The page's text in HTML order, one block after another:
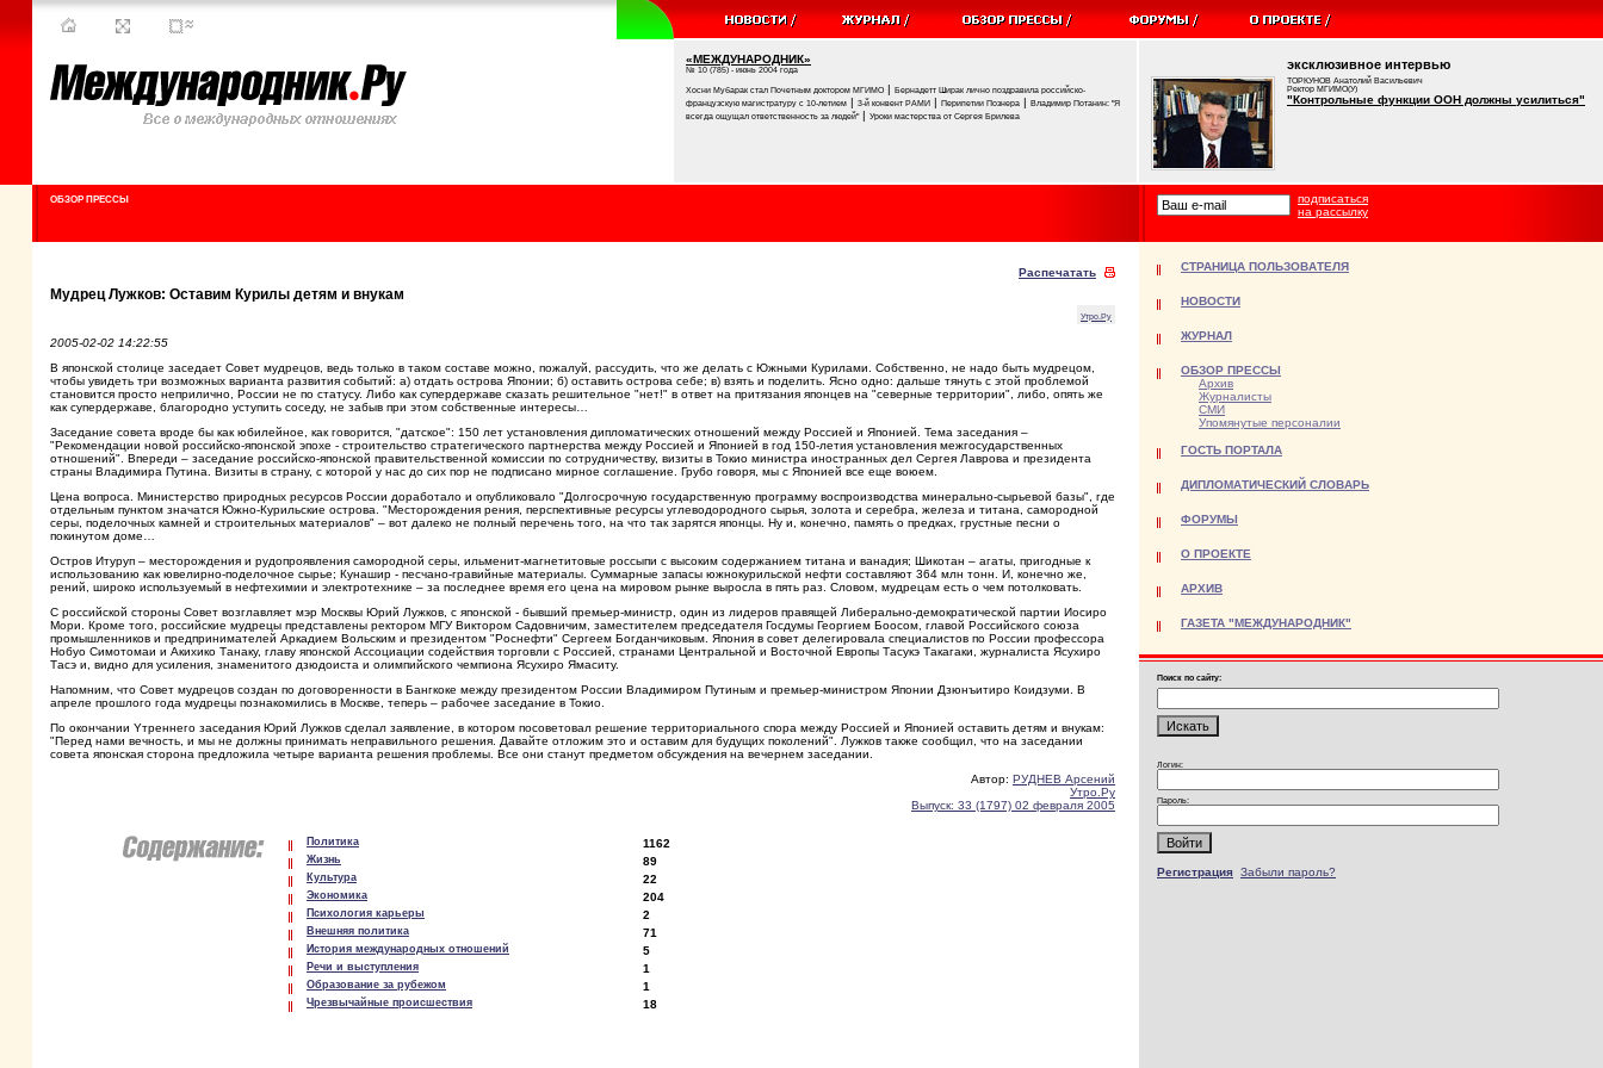
«МЕЖДУНАРОДНИК»
№ 10 (785) - июнь 2004 года
Хосни Мубарак стал Почетным доктором МГИМО |
Бернадетт Ширак лично поздравила российско-
французскую магистратуру с 10-летием | 3-й конвент РАМИ | Перипетии Познера |
Владимир Потанин: "Я
всегда ощущал ответственность за людей"| Уроки мастерства от Сергея Брилева
эксклюзивное интервью
ТОРКУНОВ Анатолий Васильевич
Ректор МГИМО(У)
"Контрольные функции ООН должны усилиться"
ОБЗОР ПРЕССЫ
подписаться
на рассылку
Распечатать
Мудрец Лужков: Оставим Курилы детям и внукам
Утро.Ру
2005-02-02 14:22:55
В японской столице заседает Совет мудрецов, ведь только в таком составе можно, пожалуй, рассудить, что же делать с Южными Курилами. Собственно, не надо быть мудрецом,
чтобы увидеть три возможных варианта развития событий: а) отдать острова Японии; б) оставить острова себе; в) взять и поделить. Ясно одно: дальше тянуть с этой проблемой
становится просто неприлично, России не по статусу. Либо как супердержаве сказать решительное "нет!" в ответ на притязания японцев на "северные территории", либо, опять же
как супердержаве, благородно уступить соседу, не забыв при этом собственные интересы…
Заседание совета вроде бы как юбилейное, как говорится, "датское": 150 лет установления дипломатических отношений между Россией и Японией. Тема заседания –
"Рекомендации новой российско-японской эпохе - строительство стратегического партнерства между Россией и Японией в год 150-летия установления межгосударственных
отношений". Впереди – заседание российско-японской правительственной комиссии по сотрудничеству, визиты в Токио министра иностранных дел Сергея Лаврова и президента
страны Владимира Путина. Визиты в страну, с которой у нас до сих пор не подписано мирное соглашение. Грубо говоря, мы с Японией все еще воюем.
Цена вопроса. Министерство природных ресурсов России доработало и опубликовало "Долгосрочную государственную программу воспроизводства минерально-сырьевой базы", где
отдельным пунктом значатся Южно-Курильские острова. "Месторождения рения, перспективные ресурсы углеводородного сырья, золота и серебра, железа и титана, самородной
серы, поделочных камней и строительных материалов" – вот далеко не полный перечень того, на что так зарятся японцы. Ну и, конечно, память о предках, грустные песни о
покинутом доме…
Остров Итуруп – месторождения и рудопроявления самородной серы, ильменит-магнетитовые россыпи с высоким содержанием титана и ванадия; Шикотан – агаты, пригодные к
использованию как ювелирно-поделочное сырье; Кунашир - песчано-гравийные материалы. Суммарные запасы южнокурильской нефти составляют 364 млн тонн. И, конечно же,
рений, широко используемый в нефтехимии и электротехнике – за последнее время его цена на мировом рынке выросла в пять раз. Словом, мудрецам есть о чем потолковать.
С российской стороны Совет возглавляет мэр Москвы Юрий Лужков, с японской - бывший премьер-министр, один из лидеров правящей Либерально-демократической партии Иосиро
Мори. Кроме того, российские мудрецы представлены ректором МГУ Виктором Садовничим, заместителем председателя Госдумы Георгием Боосом, главой Российского союза
промышленников и предпринимателей Аркадием Вольским и президентом "Роснефти" Сергеем Богданчиковым. Япония в совет делегировала специалистов по России профессора
Нобуо Симотомаи и Акихико Танаку, главу японской Ассоциации содействия торговли с Россией, странами Центральной и Восточной Европы Тасукэ Такагаки, журналиста Ясухиро
Тасэ и, видно для усиления, знаменитого дзюдоиста и олимпийского чемпиона Ясухиро Ямаситу.
Напомним, что Совет мудрецов создан по договоренности в Бангкоке между президентом России Владимиром Путиным и премьер-министром Японии Дзюнъитиро Коидзуми. В
апреле прошлого года мудрецы познакомились в Москве, теперь – рабочее заседание в Токио.
По окончании Yтреннего заседания Юрий Лужков сделал заявление, в котором посоветовал решение территориального спора между Россией и Японией оставить детям и внукам:
"Перед нами вечность, и мы не должны принимать неправильного решения. Давайте отложим это и оставим для будущих поколений". Лужков также сообщил, что на заседании
совета японская сторона предложила четыре варианта решения проблемы. Все они станут предметом обсуждения на вечернем заседании.
Автор: РУДНЕВ Арсений
Утро.Ру
Выпуск: 33 (1797) 02 февраля 2005
Политика 1162
Жизнь 89
Культура 22
Экономика 204
Психология карьеры 2
Внешняя политика 71
История международных отношений 5
Речи и выступления 1
Образование за рубежом 1
Чрезвычайные происшествия 18
СТРАНИЦА ПОЛЬЗОВАТЕЛЯ
НОВОСТИ
ЖУРНАЛ
ОБЗОР ПРЕССЫ
Архив
Журналисты
СМИ
Упомянутые персоналии
ГОСТЬ ПОРТАЛА
ДИПЛОМАТИЧЕСКИЙ СЛОВАРЬ
ФОРУМЫ
О ПРОЕКТЕ
АРХИВ
ГАЗЕТА "МЕЖДУНАРОДНИК"
Поиск по сайту:
Логин:
Пароль:
Регистрация Забыли пароль?